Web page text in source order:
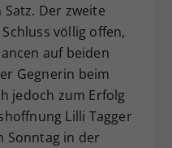
Der zweite
völlig offen,
auf beiden
Gegnerin beim
jedoch zum Erfolg
Lilli Tagger
Sonntag in der